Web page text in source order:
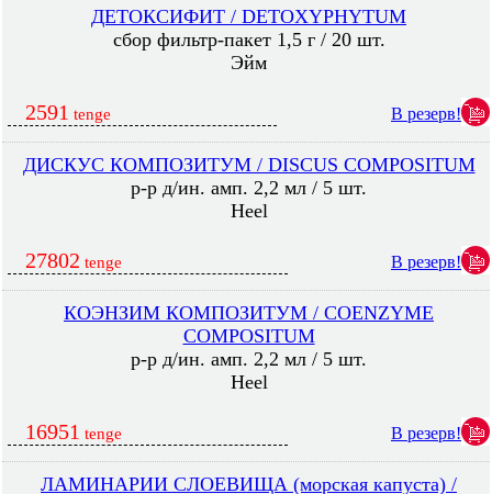
ДЕТОКСИФИТ / DETOXYPHYTUM
сбор фильтр-пакет 1,5 г / 20 шт.
Эйм
2591 tenge В резерв!
ДИСКУС КОМПОЗИТУМ / DISCUS COMPOSITUM
р-р д/ин. амп. 2,2 мл / 5 шт.
Heel
27802 tenge В резерв!
КОЭНЗИМ КОМПОЗИТУМ / COENZYME
COMPOSITUM
р-р д/ин. амп. 2,2 мл / 5 шт.
Heel
16951 tenge В резерв!
ЛАМИНАРИИ СЛОЕВИЩА (морская капуста) /